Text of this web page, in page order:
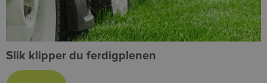
Slik klipper du ferdigplenen